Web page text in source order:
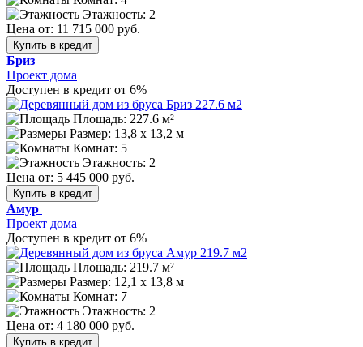
Этажность: 2
Цена от: 11 715 000 руб.
Купить в кредит
Бриз
Проект дома
Доступен в кредит от 6%
Площадь: 227.6 м²
Размер: 13,8 х 13,2 м
Комнат: 5
Этажность: 2
Цена от: 5 445 000 руб.
Купить в кредит
Амур
Проект дома
Доступен в кредит от 6%
Площадь: 219.7 м²
Размер: 12,1 х 13,8 м
Комнат: 7
Этажность: 2
Цена от: 4 180 000 руб.
Купить в кредит